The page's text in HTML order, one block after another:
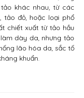
khác nhau, từ các
tảo đỏ, hoặc loại phổ
chiết xuất từ tảo hầu
dày da, nhưng tảo
lão hóa da, sắc tố
khuẩn.